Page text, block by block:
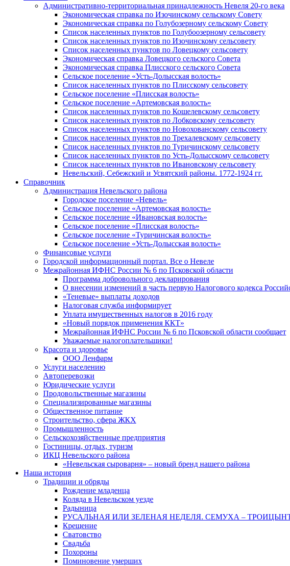
Административно-территориальная принадлежность Невеля 20-го века
Экономическая справка по Изочинскому сельскому Совету
Экономическая справка по Голубозерному сельскому Совету
Список населенных пунктов по Голубоозерному сельсовету
Список населенных пунктов по Изочинскому сельсовету
Список населенных пунктов по Ловецкому сельсовету
Экономическая справка Ловецкого сельского Совета
Экономическая справка Плисского сельского Совета
Сельское поселение «Усть-Долысская волость»
Список населенных пунктов по Плисскому сельсовету
Сельское поселение «Плисская волость»
Сельское поселение «Артемовская волость»
Список населенных пунктов по Кошелевскому сельсовету
Список населенных пунктов по Лобковскому сельсовету
Список населенных пунктов по Новохованскому сельсовету
Список населенных пунктов по Трехалевскому сельсовету
Список населенных пунктов по Туричинскому сельсовету
Список населенных пунктов по Усть-Долысскому сельсовету
Список населенных пунктов по Ивановскому сельсовету
Невельский, Себежский и Усвятский районы. 1772-1924 гг.
Справочник
Администрация Невельского района
Городское поселение «Невель»
Сельское поселение «Артемовская волость»
Сельское поселение «Ивановская волость»
Сельское поселение «Плисская волость»
Сельское поселение «Туричинская волость»
Сельское поселение «Усть-Долысская волость»
Финансовые услуги
Городской информационный портал. Все о Невеле
Межрайонная ИФНС России № 6 по Псковской области
Программа добровольного декларирования
О внесении изменений в часть первую Налогового кодекса
«Теневые» выплаты доходов
Налоговая служба информирует
Уплата имущественных налогов в 2016 году
«Новый порядок применения ККТ»
Межрайонная ИФНС России № 6 по Псковской области сообщает
Уважаемые налогоплательщики!
Красота и здоровье
ООО Ленфарм
Услуги населению
Автоперевозки
Юридические услуги
Продовольственные магазины
Специализированные магазины
Общественное питание
Строительство, сфера ЖКХ
Промышленность
Сельскохозяйственные предприятия
Гостиницы, отдых, туризм
ИКЦ Невельского района
«Невельская сыроварня» – новый бренд нашего района
Наша история
Традиции и обряды
Рождение младенца
Коляда в Невельском уезде
Радыница
РУСАЛЬНАЯ ИЛИ ЗЕЛЕНАЯ НЕДЕЛЯ. СЕМУХА –
Крещение
Сватовство
Свадьба
Похороны
Поминовение умерших